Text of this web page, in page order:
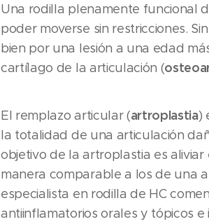
Una rodilla plenamente funcional
poder moverse sin restricciones.
bien por una lesión a una edad
cartílago de la articulación (
El remplazo articular (artroplastia)
la totalidad de una articulación
objetivo de la artroplastia es
manera comparable a los de una
especialista en rodilla de HC
antiinflamatorios orales y tópicos